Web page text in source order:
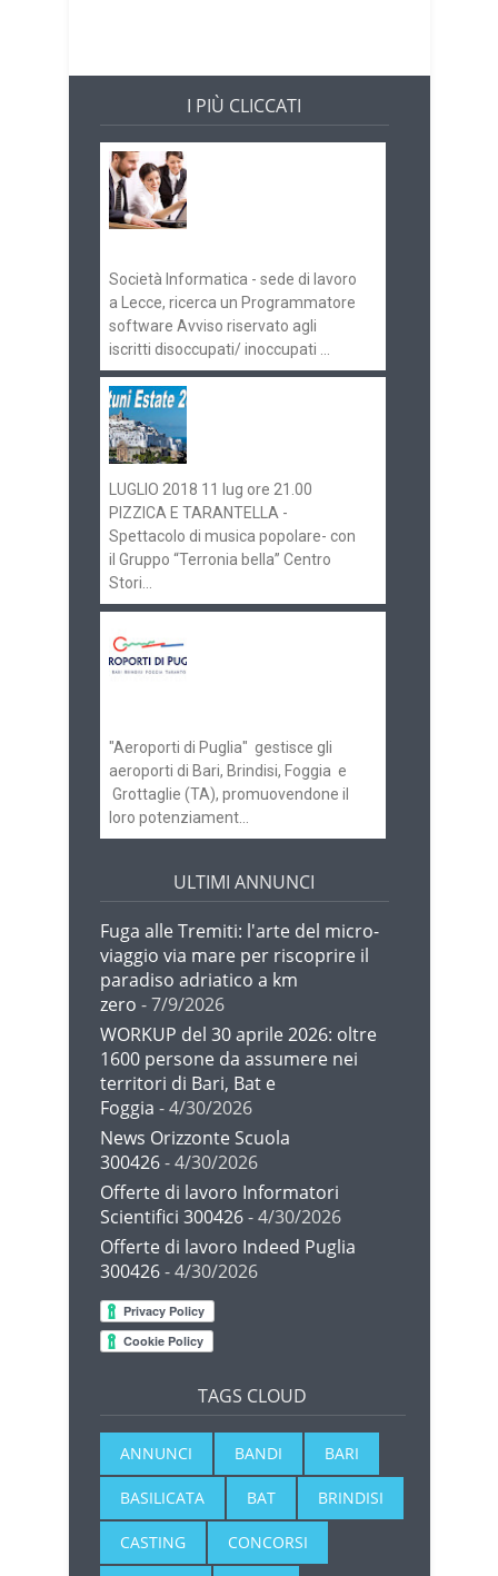
I PIÙ CLICCATI
Società Informatica - sede di lavoro
a Lecce, ricerca un Programmatore
software Avviso riservato agli
iscritti disoccupati/ inoccupati ...
LUGLIO 2018 11 lug ore 21.00
PIZZICA E TARANTELLA -
Spettacolo di musica popolare- con
il Gruppo “Terronia bella” Centro
Stori...
"Aeroporti di Puglia" gestisce gli
aeroporti di Bari, Brindisi, Foggia e
Grottaglie (TA), promuovendone il
loro potenziament...
ULTIMI ANNUNCI
Fuga alle Tremiti: l'arte del micro-
viaggio via mare per riscoprire il
paradiso adriatico a km
zero - 7/9/2026
WORKUP del 30 aprile 2026: oltre
1600 persone da assumere nei
territori di Bari, Bat e
Foggia - 4/30/2026
News Orizzonte Scuola
300426- 4/30/2026
Offerte di lavoro Informatori
Scientifici 300426- 4/30/2026
Offerte di lavoro Indeed Puglia
300426- 4/30/2026
TAGS CLOUD
ANNUNCI BANDI BARI
BASILICATA BAT BRINDISI
CASTING CONCORSI